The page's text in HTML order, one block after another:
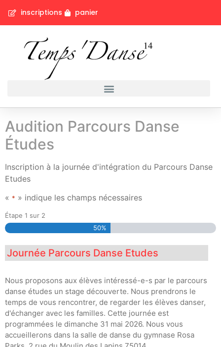
inscriptions panier
Audition Parcours Danse
Études
Inscription à la journée d'intégration du Parcours Danse
Etudes
« * » indique les champs nécessaires
Étape 1 sur 2
50%
Journée Parcours Danse Etudes
Nous proposons aux élèves intéressé-e-s par le parcours
danse études un stage découverte. Nous prendrons le
temps de vous rencontrer, de regarder les élèves danser,
d'échanger avec les familles. Cette journée est
programmées le dimanche 31 mai 2026. Nous vous
accueillerons dans la salle de danse du gymnase Rosa